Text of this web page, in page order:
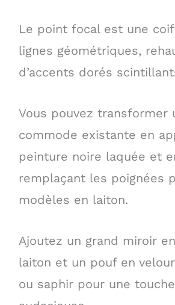
Le point focal est une
lignes géométriques,
d’accents dorés
Vous pouvez transformer
commode existante en
peinture noire laquée et
remplaçant les poignées
modèles en laiton.
Ajoutez un grand miroir
laiton et un pouf en
ou saphir pour une